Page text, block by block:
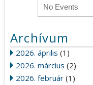
No Events
Archívum
2026. április (1)
2026. március (2)
2026. február (1)